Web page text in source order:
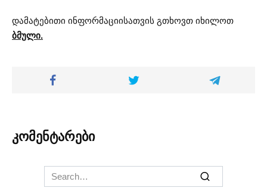
დამატებითი ინფორმაციისათვის გთხოვთ იხილოთ
ბმული.
კომენტარები
Search
for: